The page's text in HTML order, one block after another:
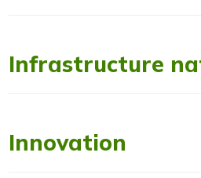
Infrastructure
Innovation